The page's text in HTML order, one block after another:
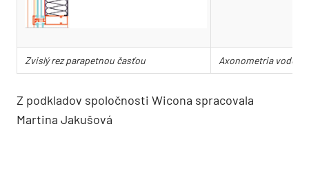
Zvislý rez parapetnou časťou Axonometria
Z podkladov spoločnosti Wicona spracovala
Martina Jakušová